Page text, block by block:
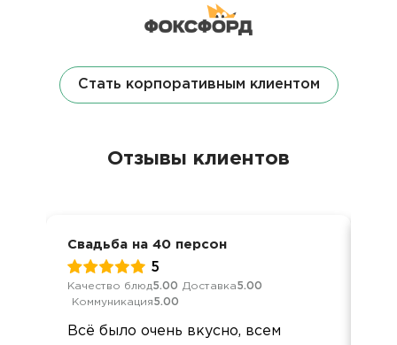
Стать корпоративным клиентом
Отзывы клиентов
Свадьба на 40 персон
5
Качество блюд5.00 Доставка5.00
Коммуникация5.00
Всё было очень вкусно, всем